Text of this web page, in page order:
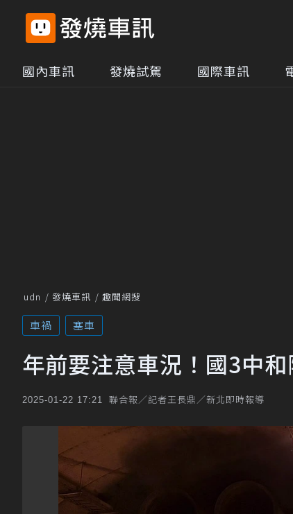
國內車訊 發燒試駕 國際車訊
udn 發燒車訊 趣聞網搜
車禍 塞車
年前要注意車況！國3中
2025-01-22 17:21 聯合報／記者王長鼎／新北即時報導